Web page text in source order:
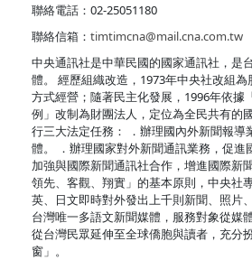
聯絡電話：02-25051180
聯絡信箱： timtimcna@mail.cna.com.tw
中央通訊社是中華民國的國家通訊社，是
體。 經歷組織改造，1973年中央社改組
方式經營；隨著民主化發展，1996年依據
例」改制為財團法人，定位為全民共有的
行三大法定任務： ．辦理國內外新聞報導
體。 ．辦理國家對外新聞通訊業務，促進
加強與國際新聞通訊社合作，增進國際新
領先、客觀、翔實」的基本原則，中央社
英、日文即時對外發出上千則新聞、照片
台灣唯一多語文新聞媒體，服務對象從媒
從台灣民眾延伸至全球僑胞與讀者，充分
窗」。